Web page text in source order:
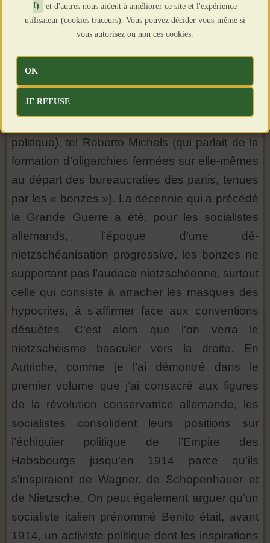
gauche, des anarchistes de tous poils, des
artistes (parfois un peu déjantés) et des
pétrifiée à son tour, comme le déplorait et le
fustigeait un social-démocrate combattif et
politique), tel Roberto Michels (qui parlait de la
formation d’oligarchies fermées sur elle-mêmes
au départ des bureaucraties des partis, tenues
par les « bonzes »). La décennie qui a précédé
la Grande Guerre a été, pour les socialistes
allemands, l’époque d’une dé-
nietzschéanisation progressive, les bonzes ne
supportant pas l’audace nietzschéenne, surtout
celle qui consiste à arracher les masques des
hypocrites, à s’affirmer face aux conventions
désuètes. C’est alors que l’on verra le
nietzschéisme basculer vers la droite. En
Autriche, comme je l’ai démontré dans le
premier volume que j’ai consacré aux figures
de la révolution conservatrice allemande, les
socialistes consolident leurs positions sur
l’échiquier politique de l’Empire des
Habsbourgs jusqu’en 1914 parce qu’ils
s’inspiraient de Wagner, de Schopenhauer et
de Nietzsche. On peut également arguer qu’un
socialiste italien prénommé Benito était, avant
1914, un activiste politique dont les inspirations
!)
et d'autres nous aident à améliorer ce site et l'expérience
utilisateur (cookies traceurs). Vous pouvez décider vous-même si
vous autorisez ou non ces cookies.
OK
JE REFUSE